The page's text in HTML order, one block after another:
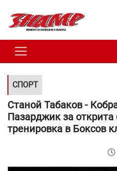
СПОРТ
Станой Табаков -
Пазарджик за открита
тренировка в Боксов